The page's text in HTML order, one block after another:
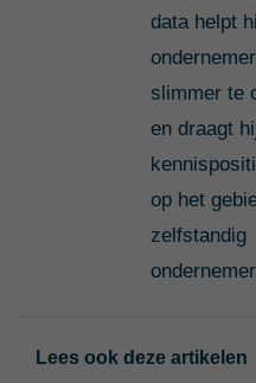
data helpt
slimmer te
en draagt
op het
zelfstandig
Lees ook deze artikelen